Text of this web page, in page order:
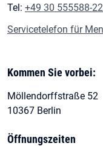
Tel: +49 30 555588-
Servicetelefon für
Kommen Sie vorbei:
Möllendorffstraße 52
10367 Berlin
Öffnungszeiten